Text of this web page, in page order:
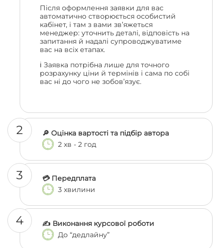
Після оформлення заявки для вас
автоматично створюється особистий
кабінет, і там з вами зв’яжеться
менеджер: уточнить деталі, відповість на
запитання й надалі супроводжуватиме
вас на всіх етапах.
ℹ️ Заявка потрібна лише для точного
розрахунку ціни й термінів і сама по собі
вас ні до чого не зобов’язує.
2
🔎 Оцінка вартості та підбір автора
2 хв - 2 год
3
💳 Передплата
3 хвилини
4
✍️ Виконання курсової роботи
До “дедлайну”